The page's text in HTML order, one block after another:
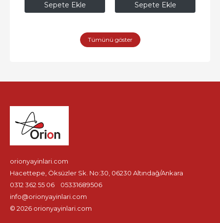
Sepete Ekle Sepete Ekle
Tümünü göster
orionyayinlari.com
Hacettepe, Öksüzler Sk. No:30, 06230 Altındağ/Ankara
0312 362 55 06
05331689506
info@orionyayinlari.com
© 2026 orionyayinlari.com